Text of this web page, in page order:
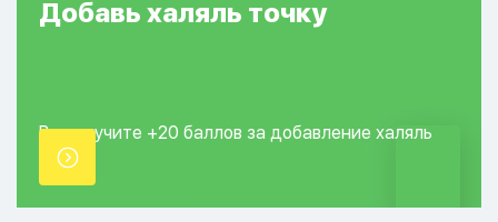
Добавь халяль точку
Вы получите +20 баллов за добавление халяль
точки.